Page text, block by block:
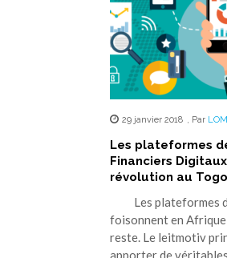
29 janvier 2018 , Par
Les plateformes
Financiers
révolution au Togo
Les plateformes
foisonnent en Afrique
reste. Le leitmotiv
apporter de